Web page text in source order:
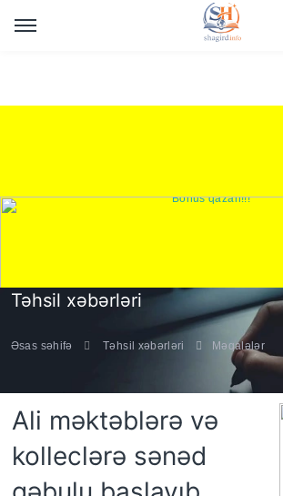
Warning
: Undefined array key "HTTP_REFERER" in
/home/shagirdinfo/public_html/articles/
Təhsil xəbərləri
Əsas səhifə Təhsil xəbərləri Məqalələr
Ali məktəblərə və
kolleclərə sənəd